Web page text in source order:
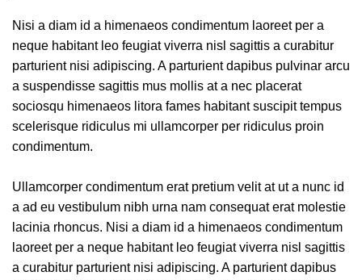
Nisi a diam id a himenaeos condimentum laoreet per a
neque habitant leo feugiat viverra nisl sagittis a curabitur
parturient nisi adipiscing. A parturient dapibus pulvinar arcu
a suspendisse sagittis mus mollis at a nec placerat
sociosqu himenaeos litora fames habitant suscipit tempus
scelerisque ridiculus mi ullamcorper per ridiculus proin
condimentum.
Ullamcorper condimentum erat pretium velit at ut a nunc id
a ad eu vestibulum nibh urna nam consequat erat molestie
lacinia rhoncus. Nisi a diam id a himenaeos condimentum
laoreet per a neque habitant leo feugiat viverra nisl sagittis
a curabitur parturient nisi adipiscing. A parturient dapibus